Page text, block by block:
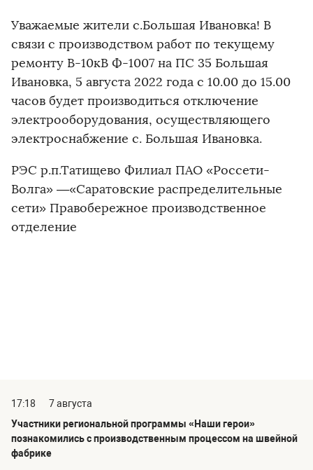
Уважаемые жители с.Большая Ивановка! В
связи с производством работ по текущему
ремонту В-10кВ Ф-1007 на ПС 35 Большая
Ивановка, 5 августа 2022 года с 10.00 до 15.00
часов будет производиться отключение
электрооборудования, осуществляющего
электроснабжение с. Большая Ивановка.
РЭС р.п.Татищево Филиал ПАО «Россети-
Волга» —«Саратовские распределительные
сети» Правобережное производственное
отделение
17:18
7 августа
Участники региональной программы «Наши герои»
познакомились с производственным процессом на швейной
фабрике